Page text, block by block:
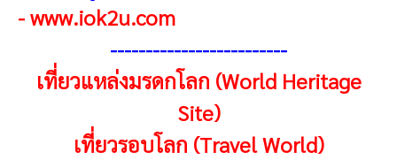
-www.iok2u.com
-------------------------
เที่ยวแหล่งมรดกโลก (World Heritage
Site)
เที่ยวรอบโลก (Travel World)